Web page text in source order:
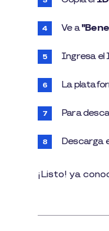
Ve a
Ingresa el
La
Para
Descarga
¡Listo! ya